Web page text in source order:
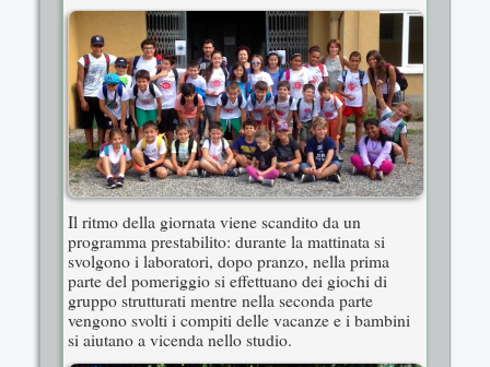
Il ritmo della giornata viene scandito da un
programma prestabilito: durante la mattinata si
svolgono i laboratori, dopo pranzo, nella prima
parte del pomeriggio si effettuano dei giochi di
gruppo strutturati mentre nella seconda parte
vengono svolti i compiti delle vacanze e i bambini
si aiutano a vicenda nello studio.